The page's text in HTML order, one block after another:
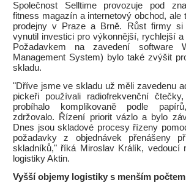
Společnost Selltime provozuje pod
fitness magazín a internetový obchod, ale
prodejny v Praze a Brně. Růst firmy si
vynutil investici pro výkonnější, rychlejší a
Požadavkem na zavedení software
Management System) bylo také zvýšit
skladu.
"Dříve jsme ve skladu už měli zavedenu
pickeři používali radiofrekvenční
probíhalo komplikovaně podle
zdržovalo. Řízení priorit vázlo a bylo
Dnes jsou skladové procesy řízeny
požadavky z objednávek přenášeny
skladníků," říká Miroslav Králík, vedoucí
logistiky Aktin.
Vyšší objemy logistiky s menším